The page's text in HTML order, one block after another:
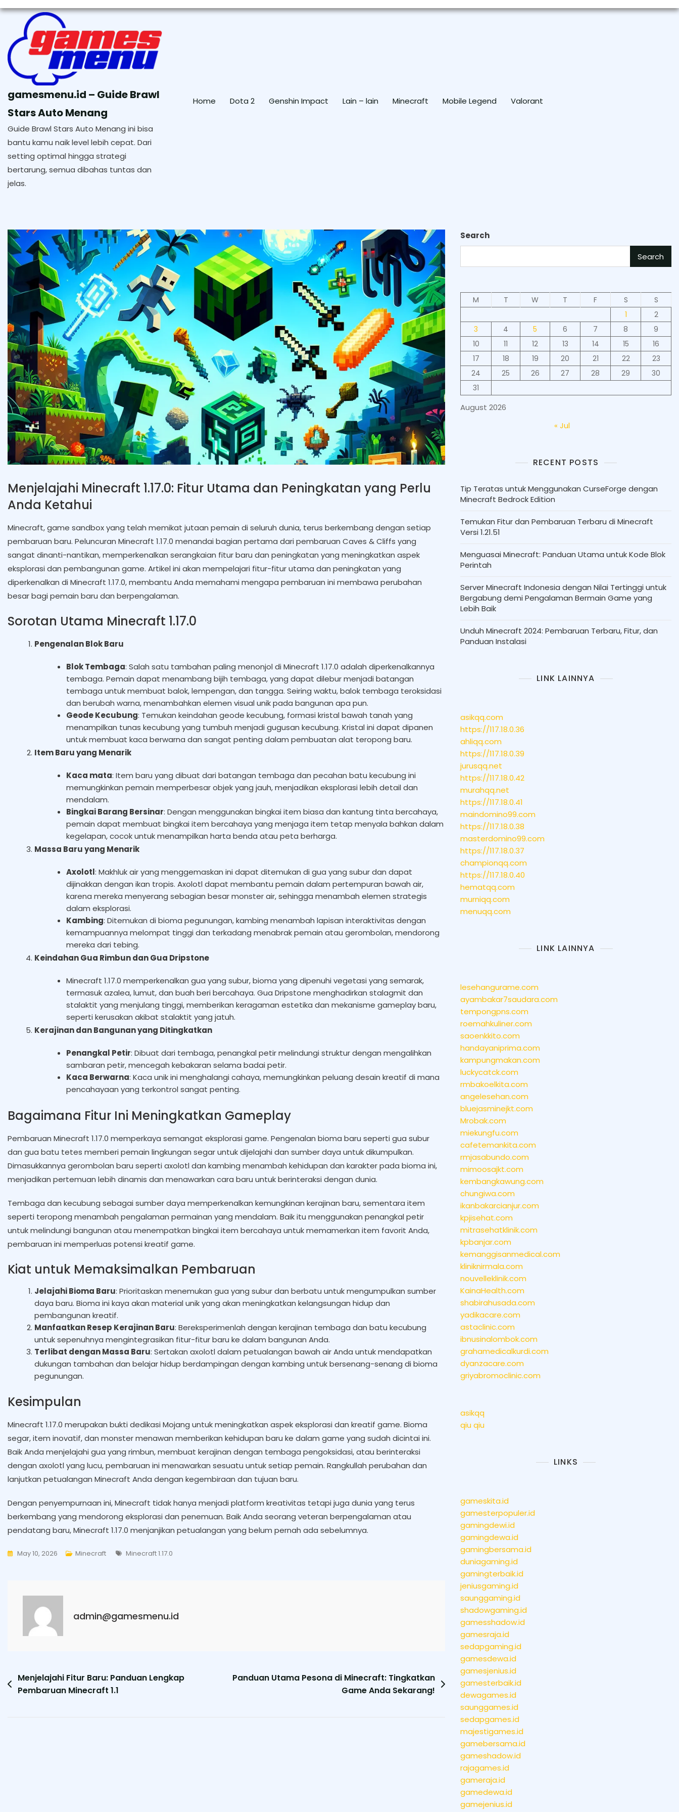
content
gamesmenu.id – Guide Brawl
Stars Auto Menang
Guide Brawl Stars Auto Menang ini bisa
bantu kamu naik level lebih cepat. Dari
setting optimal hingga strategi
bertarung, semua dibahas tuntas dan
jelas.
Home Dota 2 Genshin Impact Lain – lain Minecraft Mobile Legend Valorant
Menjelajahi Minecraft 1.17.0: Fitur Utama dan Peningkatan yang Perlu
Anda Ketahui
Minecraft, game sandbox yang telah memikat jutaan pemain di seluruh dunia, terus berkembang dengan setiap
pembaruan baru. Peluncuran Minecraft 1.17.0 menandai bagian pertama dari pembaruan Caves & Cliffs yang
sangat dinanti-nantikan, memperkenalkan serangkaian fitur baru dan peningkatan yang meningkatkan aspek
eksplorasi dan pembangunan game. Artikel ini akan mempelajari fitur-fitur utama dan peningkatan yang
diperkenalkan di Minecraft 1.17.0, membantu Anda memahami mengapa pembaruan ini membawa perubahan
besar bagi pemain baru dan berpengalaman.
Sorotan Utama Minecraft 1.17.0
Pengenalan Blok Baru
Blok Tembaga: Salah satu tambahan paling menonjol di Minecraft 1.17.0 adalah diperkenalkannya
tembaga. Pemain dapat menambang bijih tembaga, yang dapat dilebur menjadi batangan
tembaga untuk membuat balok, lempengan, dan tangga. Seiring waktu, balok tembaga teroksidasi
dan berubah warna, menambahkan elemen visual unik pada bangunan apa pun.
Geode Kecubung: Temukan keindahan geode kecubung, formasi kristal bawah tanah yang
menampilkan tunas kecubung yang tumbuh menjadi gugusan kecubung. Kristal ini dapat dipanen
untuk membuat kaca berwarna dan sangat penting dalam pembuatan alat teropong baru.
Item Baru yang Menarik
Kaca mata: Item baru yang dibuat dari batangan tembaga dan pecahan batu kecubung ini
memungkinkan pemain memperbesar objek yang jauh, menjadikan eksplorasi lebih detail dan
mendalam.
Bingkai Barang Bersinar: Dengan menggunakan bingkai item biasa dan kantung tinta bercahaya,
pemain dapat membuat bingkai item bercahaya yang menjaga item tetap menyala bahkan dalam
kegelapan, cocok untuk menampilkan harta benda atau peta berharga.
Massa Baru yang Menarik
Axolotl: Makhluk air yang menggemaskan ini dapat ditemukan di gua yang subur dan dapat
dijinakkan dengan ikan tropis. Axolotl dapat membantu pemain dalam pertempuran bawah air,
karena mereka menyerang sebagian besar monster air, sehingga menambah elemen strategis
dalam eksplorasi.
Kambing: Ditemukan di bioma pegunungan, kambing menambah lapisan interaktivitas dengan
kemampuannya melompat tinggi dan terkadang menabrak pemain atau gerombolan, mendorong
mereka dari tebing.
Keindahan Gua Rimbun dan Gua Dripstone
Minecraft 1.17.0 memperkenalkan gua yang subur, bioma yang dipenuhi vegetasi yang semarak,
termasuk azalea, lumut, dan buah beri bercahaya. Gua Dripstone menghadirkan stalagmit dan
stalaktit yang menjulang tinggi, memberikan keragaman estetika dan mekanisme gameplay baru,
seperti kerusakan akibat stalaktit yang jatuh.
Kerajinan dan Bangunan yang Ditingkatkan
Penangkal Petir: Dibuat dari tembaga, penangkal petir melindungi struktur dengan mengalihkan
sambaran petir, mencegah kebakaran selama badai petir.
Kaca Berwarna: Kaca unik ini menghalangi cahaya, memungkinkan peluang desain kreatif di mana
pencahayaan yang terkontrol sangat penting.
Bagaimana Fitur Ini Meningkatkan Gameplay
Pembaruan Minecraft 1.17.0 memperkaya semangat eksplorasi game. Pengenalan bioma baru seperti gua subur
dan gua batu tetes memberi pemain lingkungan segar untuk dijelajahi dan sumber daya untuk dikumpulkan.
Dimasukkannya gerombolan baru seperti axolotl dan kambing menambah kehidupan dan karakter pada bioma ini,
menjadikan pertemuan lebih dinamis dan menawarkan cara baru untuk berinteraksi dengan dunia.
Tembaga dan kecubung sebagai sumber daya memperkenalkan kemungkinan kerajinan baru, sementara item
seperti teropong menambah pengalaman permainan yang mendalam. Baik itu menggunakan penangkal petir
untuk melindungi bangunan atau menempatkan bingkai item bercahaya untuk memamerkan item favorit Anda,
pembaruan ini memperluas potensi kreatif game.
Kiat untuk Memaksimalkan Pembaruan
Jelajahi Bioma Baru: Prioritaskan menemukan gua yang subur dan berbatu untuk mengumpulkan sumber
daya baru. Bioma ini kaya akan material unik yang akan meningkatkan kelangsungan hidup dan
pembangunan kreatif.
Manfaatkan Resep Kerajinan Baru: Bereksperimenlah dengan kerajinan tembaga dan batu kecubung
untuk sepenuhnya mengintegrasikan fitur-fitur baru ke dalam bangunan Anda.
Terlibat dengan Massa Baru: Sertakan axolotl dalam petualangan bawah air Anda untuk mendapatkan
dukungan tambahan dan belajar hidup berdampingan dengan kambing untuk bersenang-senang di bioma
pegunungan.
Kesimpulan
Minecraft 1.17.0 merupakan bukti dedikasi Mojang untuk meningkatkan aspek eksplorasi dan kreatif game. Bioma
segar, item inovatif, dan monster menawan memberikan kehidupan baru ke dalam game yang sudah dicintai ini.
Baik Anda menjelajahi gua yang rimbun, membuat kerajinan dengan tembaga pengoksidasi, atau berinteraksi
dengan axolotl yang lucu, pembaruan ini menawarkan sesuatu untuk setiap pemain. Rangkullah perubahan dan
lanjutkan petualangan Minecraft Anda dengan kegembiraan dan tujuan baru.
Dengan penyempurnaan ini, Minecraft tidak hanya menjadi platform kreativitas tetapi juga dunia yang terus
berkembang yang mendorong eksplorasi dan penemuan. Baik Anda seorang veteran berpengalaman atau
pendatang baru, Minecraft 1.17.0 menjanjikan petualangan yang belum pernah ada sebelumnya.
May 10, 2026 Minecraft Tags
Minecraft 1.17.0
admin@gamesmenu.id
Post
navigation
Menjelajahi Fitur Baru: Panduan Lengkap
Pembaruan Minecraft 1.1
Panduan Utama Pesona di Minecraft: Tingkatkan
Game Anda Sekarang!
Search
Search
August 2026
M T W T F S
S
1
2
3
4 5 6 7 8
9
10
11 12 13 14 15
16
17
18 19 20 21 22
23
24
25 26 27 28 29
30
31
« Jul
RECENT POSTS
Tip Teratas untuk Menggunakan CurseForge dengan
Minecraft Bedrock Edition
Temukan Fitur dan Pembaruan Terbaru di Minecraft
Versi 1.21.51
Menguasai Minecraft: Panduan Utama untuk Kode Blok
Perintah
Server Minecraft Indonesia dengan Nilai Tertinggi untuk
Bergabung demi Pengalaman Bermain Game yang
Lebih Baik
Unduh Minecraft 2024: Pembaruan Terbaru, Fitur, dan
Panduan Instalasi
LINK LAINNYA
asikqq.com
https://117.18.0.36
ahliqq.com
https://117.18.0.39
jurusqq.net
https://117.18.0.42
murahqq.net
https://117.18.0.41
maindomino99.com
https://117.18.0.38
masterdomino99.com
https://117.18.0.37
championqq.com
https://117.18.0.40
hematqq.com
murniqq.com
menuqq.com
LINK LAINNYA
lesehangurame.com
ayambakar7saudara.com
tempongpns.com
roemahkuliner.com
saoenkkito.com
handayaniprima.com
kampungmakan.com
luckycatck.com
rmbakoelkita.com
angelesehan.com
bluejasminejkt.com
Mrobak.com
miekungfu.com
cafetemankita.com
rmjasabundo.com
mimoosajkt.com
kembangkawung.com
chungiwa.com
ikanbakarcianjur.com
kpjisehat.com
mitrasehatklinik.com
kpbanjar.com
kemanggisanmedical.com
kliniknirmala.com
nouvelleklinik.com
KainaHealth.com
shabirahusada.com
yadikacare.com
astaclinic.com
ibnusinalombok.com
grahamedicalkurdi.com
dyanzacare.com
griyabromoclinic.com
asikqq
qiu qiu
LINKS
gameskita.id
gamesterpopuler.id
gamingdewi.id
gamingdewa.id
gamingbersama.id
duniagaming.id
gamingterbaik.id
jeniusgaming.id
saunggaming.id
shadowgaming.id
gamesshadow.id
gamesraja.id
sedapgaming.id
gamesdewa.id
gamesjenius.id
gamesterbaik.id
dewagames.id
saunggames.id
sedapgames.id
majestigames.id
gamebersama.id
gameshadow.id
rajagames.id
gameraja.id
gamedewa.id
gamejenius.id